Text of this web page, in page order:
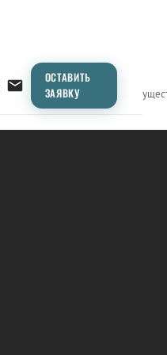
ОСТАВИТЬ
ЗАЯВКУ
ТипоразмерыСравнение